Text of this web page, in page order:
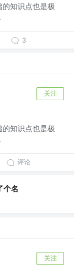
知识点也是极
3
关注
知识点也是极
评论
个名
关注